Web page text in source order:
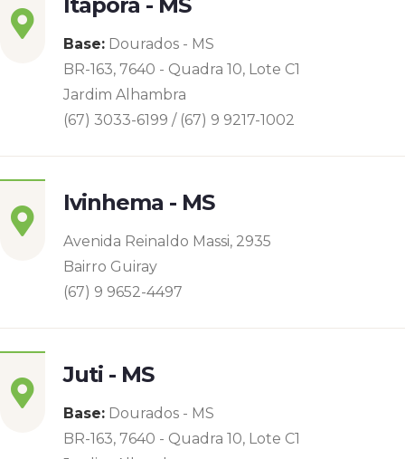
Base: Dourados - MS
BR-163, 7640 - Quadra 10, Lote C1
Jardim Alhambra
(67) 3033-6199 / (67) 9 9217-1002
Ivinhema - MS
Avenida Reinaldo Massi, 2935
Bairro Guiray
(67) 9 9652-4497
Juti - MS
Base: Dourados - MS
BR-163, 7640 - Quadra 10, Lote C1